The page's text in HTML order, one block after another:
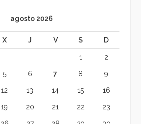
agosto 2026
X J V S D
1 2
5 6 7 8 9
12 13 14 15 16
19 20 21 22 23